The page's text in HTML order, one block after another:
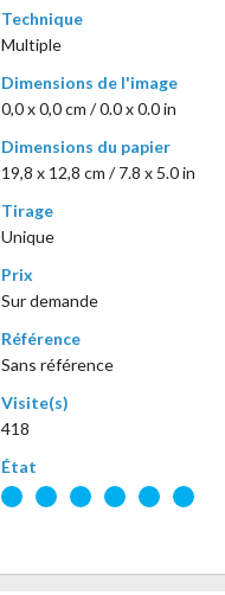
Technique
Multiple
Dimensions de l'image
0,0 x 0,0 cm / 0.0 x 0.0 in
Dimensions du papier
19,8 x 12,8 cm / 7.8 x 5.0 in
Tirage
Unique
Prix
Sur demande
Référence
Sans référence
Visite(s)
418
État